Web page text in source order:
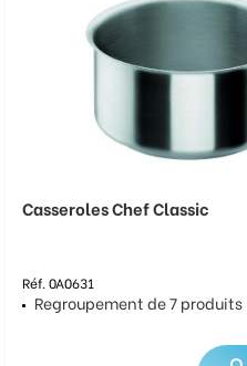
Casseroles Chef Classic
Réf. 0A0631
Regroupement de 7 produits